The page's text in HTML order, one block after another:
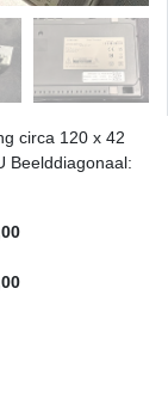
circa 120 x 42
Beelddiagonaal: